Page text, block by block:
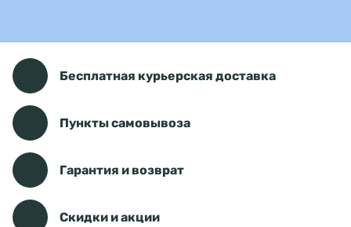
Бесплатная курьерская доставка
Пункты самовывоза
Гарантия и возврат
Скидки и акции